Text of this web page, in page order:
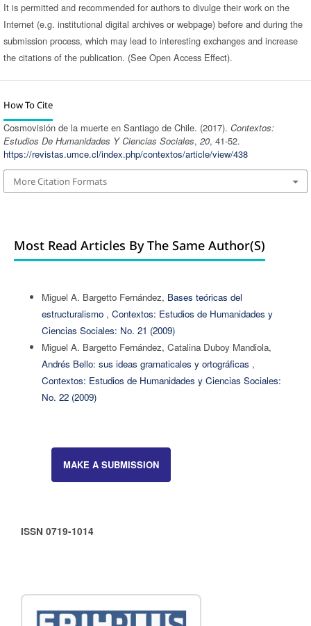
It is permitted and recommended for authors to divulge their work on the
Internet (e.g. institutional digital archives or webpage) before and during the
submission process, which may lead to interesting exchanges and increase
the citations of the publication. (See Open Access Effect).
How To Cite
Cosmovisión de la muerte en Santiago de Chile. (2017). Contextos:
Estudios De Humanidades Y Ciencias Sociales, 20, 41-52.
https://revistas.umce.cl/index.php/contextos/article/view/438
More Citation Formats
Most Read Articles By The Same Author(s)
Miguel A. Bargetto Fernández, Bases teóricas del
estructuralismo , Contextos: Estudios de Humanidades y
Ciencias Sociales: No. 21 (2009)
Miguel A. Bargetto Fernández, Catalina Duboy Mandiola,
Andrés Bello: sus ideas gramaticales y ortográficas ,
Contextos: Estudios de Humanidades y Ciencias Sociales:
No. 22 (2009)
MAKE A SUBMISSION
ISSN 0719-1014